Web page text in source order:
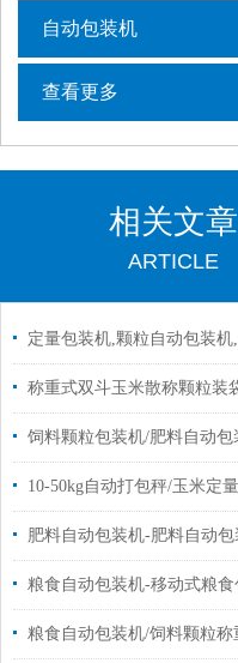
自动包装机
查看更多
相关文章
ARTICLE